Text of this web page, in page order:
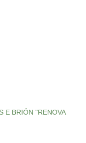
E BRIÓN "RENOVA